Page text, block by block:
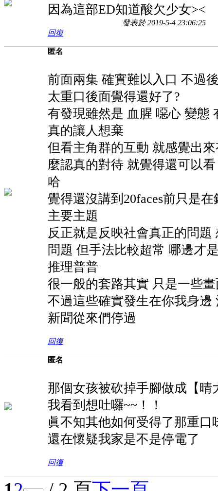
因為這部ED知道酸欠少女><
發表於 2019-5-4 23:06:25
回復
匿名
前面兩集 確實難以入口 不過
太重口後面覺得還好了?
有發現雖然是 血腥 噁心 變態
真的讓人想棄
但看主角群的互動 就感覺出
麼認真的對待 就覺得還可以
哈
覺得還沒講到20faces前只是在
主要主題
反正就是反映社會真正的問題
問題 但手法比較超常 哪邊才
推理普普
很一般的套路其實 只是一些
不過這些確實發生在你我身邊
新聞從來們停過
回復
匿名
那個女孩被砍掉手腳做成【晴
我看到想吐囉~~！！
眞不知其他如何受得了那重口
還在懷疑我家是不是停電了
回復